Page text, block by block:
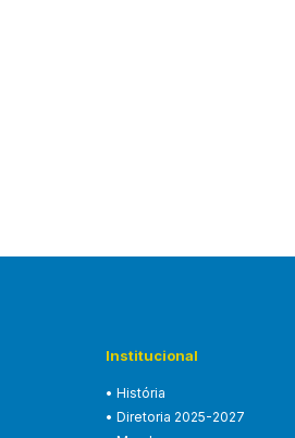
Institucional
• História
• Diretoria 2025-2027